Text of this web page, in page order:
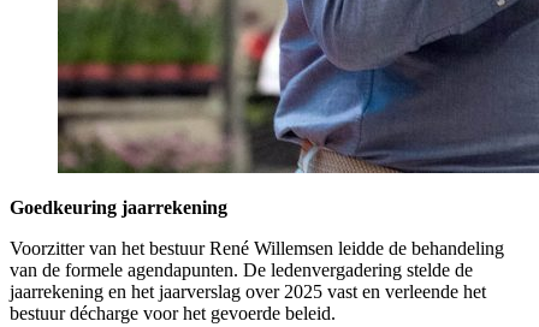
Goedkeuring jaarrekening
Voorzitter van het bestuur René Willemsen leidde de behandeling
van de formele agendapunten. De ledenvergadering stelde de
jaarrekening en het jaarverslag over 2025 vast en verleende het
bestuur décharge voor het gevoerde beleid.